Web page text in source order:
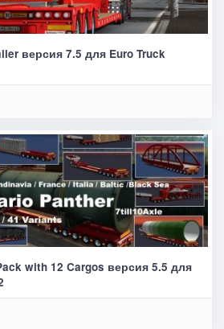
версия 7.5 для Euro Truck
with 12 Cargos версия 5.5 для